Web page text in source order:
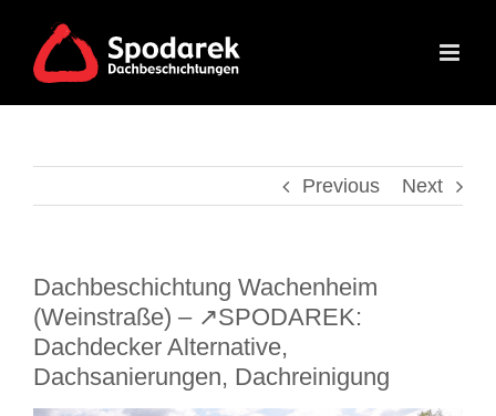
content
Previous Next
Dachbeschichtung Wachenheim
(Weinstraße) – ↗️SPODAREK:
Dachdecker Alternative,
Dachsanierungen, Dachreinigung